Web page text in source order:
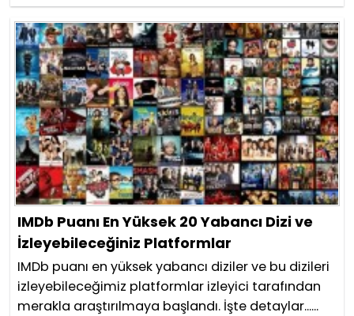
IMDb Puanı En Yüksek 20 Yabancı Dizi ve
İzleyebileceğiniz Platformlar
IMDb puanı en yüksek yabancı diziler ve bu dizileri
izleyebileceğimiz platformlar izleyici tarafından
merakla araştırılmaya başlandı. İşte detaylar......